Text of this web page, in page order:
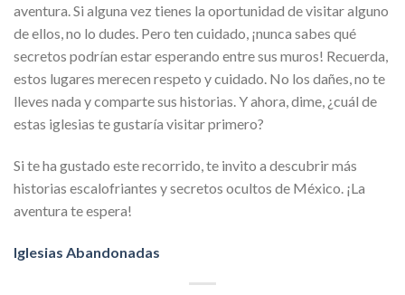
aventura. Si alguna vez tienes la oportunidad de visitar alguno
de ellos, no lo dudes. Pero ten cuidado, ¡nunca sabes qué
secretos podrían estar esperando entre sus muros! Recuerda,
estos lugares merecen respeto y cuidado. No los dañes, no te
lleves nada y comparte sus historias. Y ahora, dime, ¿cuál de
estas iglesias te gustaría visitar primero?
Si te ha gustado este recorrido, te invito a descubrir más
historias escalofriantes y secretos ocultos de México. ¡La
aventura te espera!
Iglesias Abandonadas